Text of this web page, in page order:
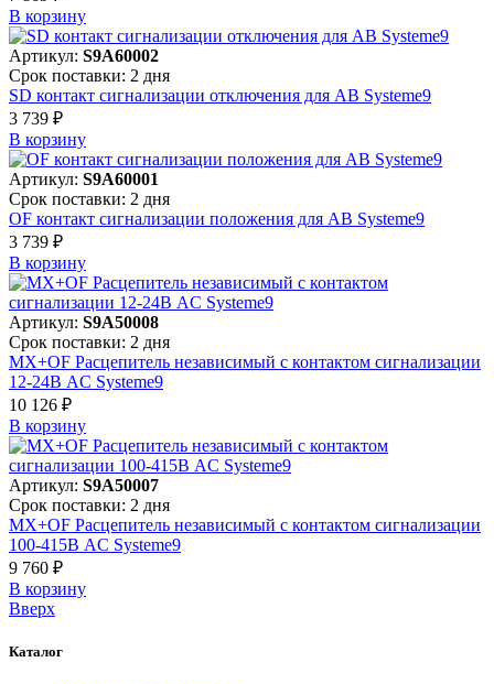
В корзинy
Артикул: S9A60002
Срок поставки: 2 дня
SD контакт сигнализации отключения для АВ Systeme9
3 739 ₽
В корзинy
Артикул: S9A60001
Срок поставки: 2 дня
OF контакт сигнализации положения для АВ Systeme9
3 739 ₽
В корзинy
Артикул: S9A50008
Срок поставки: 2 дня
MX+OF Расцепитель независимый с контактом сигнализации
12-24В AC Systeme9
10 126 ₽
В корзинy
Артикул: S9A50007
Срок поставки: 2 дня
MX+OF Расцепитель независимый с контактом сигнализации
100-415В AC Systeme9
9 760 ₽
В корзинy
Вверх
Каталог